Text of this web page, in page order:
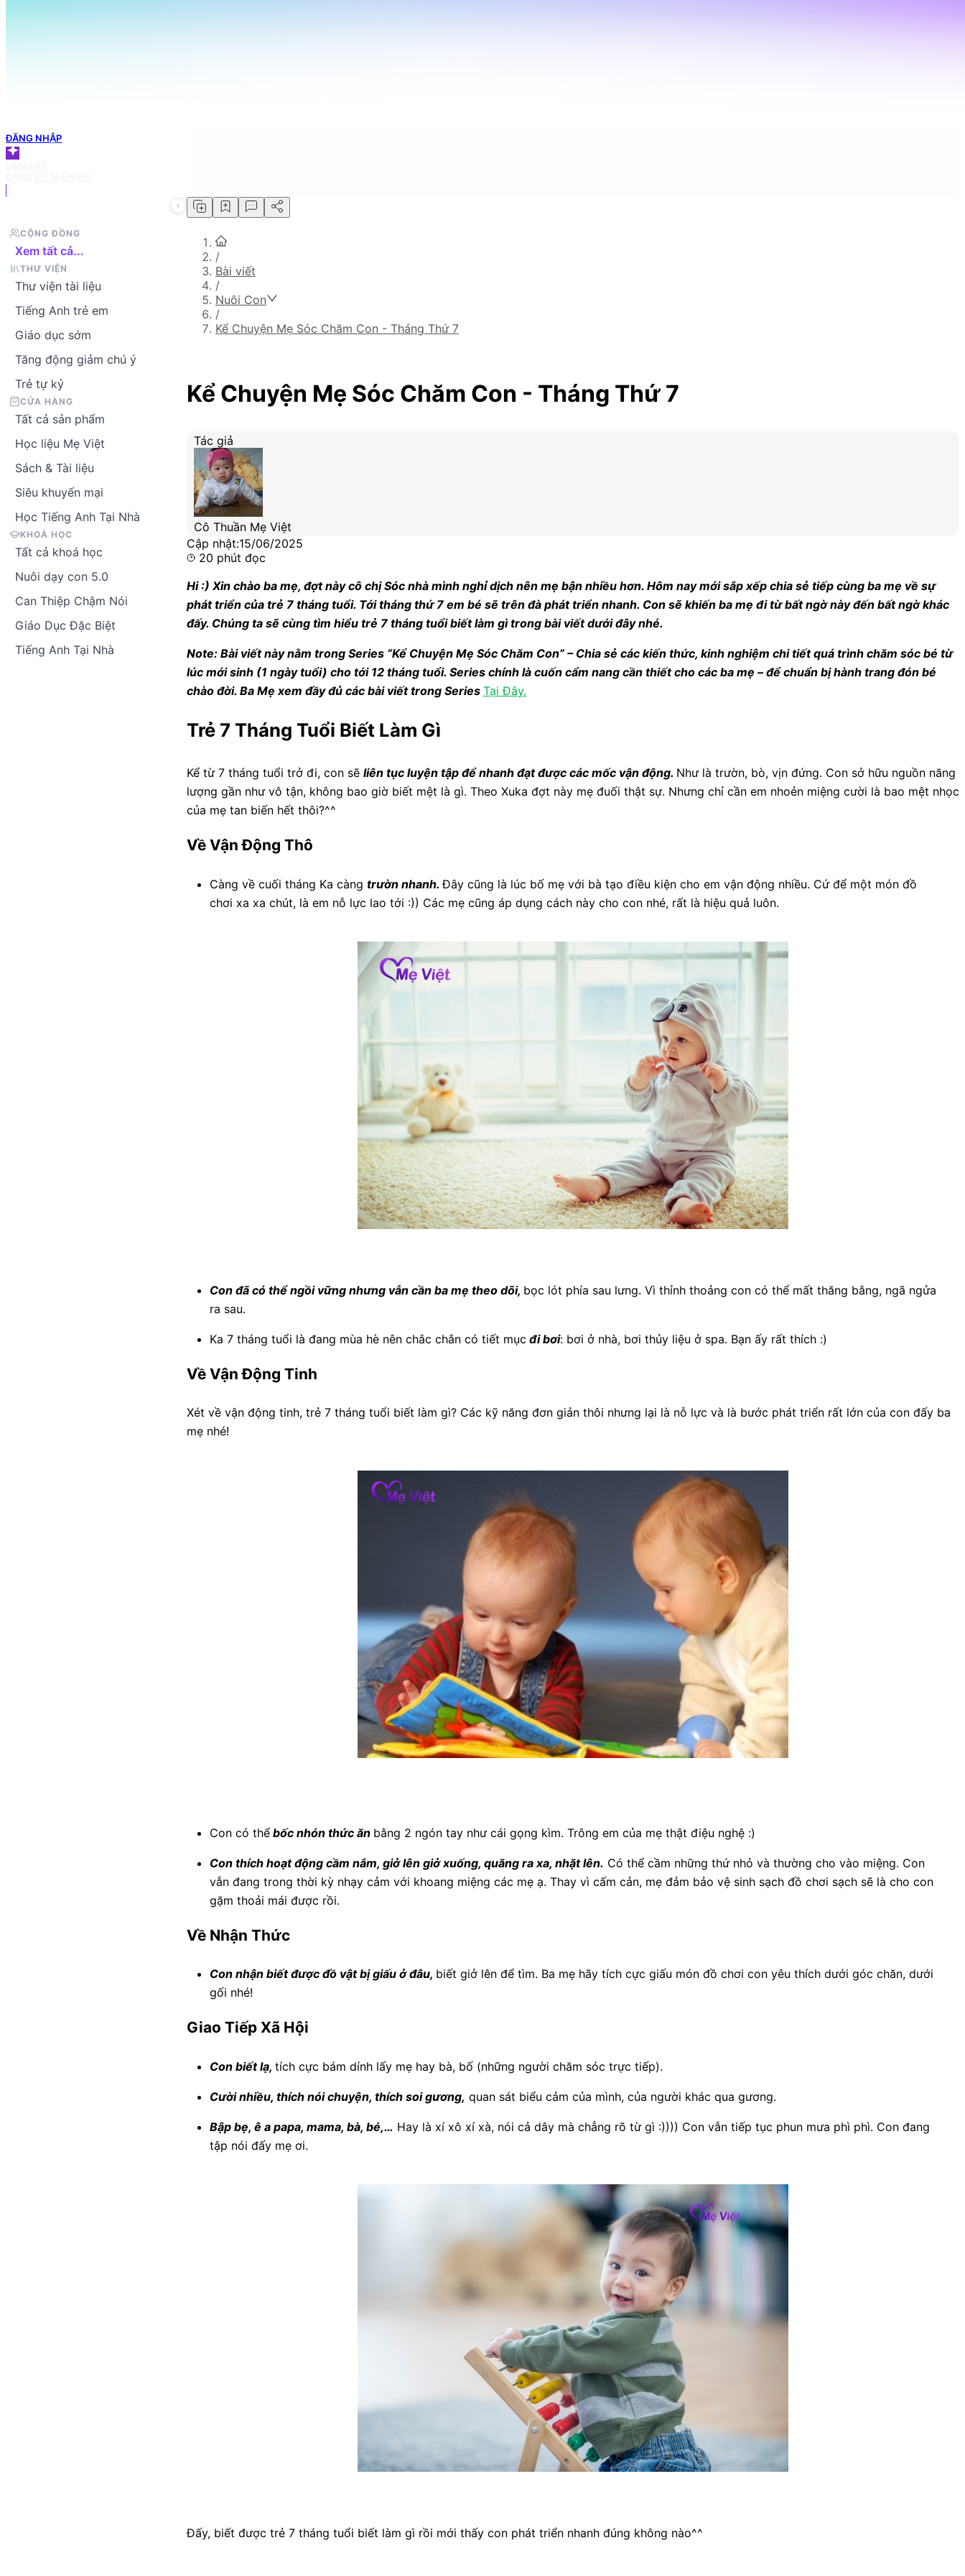
ĐĂNG NHẬP
CỘNG ĐỒNG
Xem tất cả...
THƯ VIỆN
Thư viện tài liệu
Tiếng Anh trẻ em
Giáo dục sớm
Tăng động giảm chú ý
Trẻ tự kỷ
CỬA HÀNG
Tất cả sản phẩm
Học liệu Mẹ Việt
Sách & Tài liệu
Siêu khuyến mại
Học Tiếng Anh Tại Nhà
KHOÁ HỌC
Tất cả khoá học
Nuôi dạy con 5.0
Can Thiệp Chậm Nói
Giáo Dục Đặc Biệt
Tiếng Anh Tại Nhà
/
Bài viết
/
Nuôi Con
/
Kể Chuyện Mẹ Sóc Chăm Con - Tháng Thứ 7
Kể Chuyện Mẹ Sóc Chăm Con - Tháng Thứ 7
Tác giả
Cô Thuần Mẹ Việt
Cập nhật:15/06/2025
20 phút đọc
Hi :) Xin chào ba mẹ, đợt này cô chị Sóc nhà mình nghỉ dịch nên mẹ bận nhiều hơn. Hôm nay mới sắp xếp chia sẻ tiếp cùng ba mẹ về sự
phát triển của trẻ 7 tháng tuổi. Tới tháng thứ 7 em bé sẽ trên đà phát triển nhanh. Con sẽ khiến ba mẹ đi từ bất ngờ này đến bất ngờ khác
đấy. Chúng ta sẽ cùng tìm hiểu trẻ 7 tháng tuổi biết làm gì trong bài viết dưới đây nhé.
Note: Bài viết này nằm trong Series “Kể Chuyện Mẹ Sóc Chăm Con” – Chia sẻ các kiến thức, kinh nghiệm chi tiết quá trình chăm sóc bé từ
lúc mới sinh (1 ngày tuổi) cho tới 12 tháng tuổi. Series chính là cuốn cẩm nang cần thiết cho các ba mẹ – để chuẩn bị hành trang đón bé
chào đời. Ba Mẹ xem đầy đủ các bài viết trong Series Tại Đây.
Trẻ 7 Tháng Tuổi Biết Làm Gì
Kể từ 7 tháng tuổi trở đi, con sẽ liên tục luyện tập để nhanh đạt được các mốc vận động. Như là trườn, bò, vịn đứng. Con sở hữu nguồn năng
lượng gần như vô tận, không bao giờ biết mệt là gì. Theo Xuka đợt này mẹ đuối thật sự. Nhưng chỉ cần em nhoẻn miệng cười là bao mệt nhọc
của mẹ tan biến hết thôi?^^
Về Vận Động Thô
Càng về cuối tháng Ka càng trườn nhanh.Đây cũng là lúc bố mẹ với bà tạo điều kiện cho em vận động nhiều. Cứ để một món đồ
chơi xa xa chút, là em nỗ lực lao tới :)) Các mẹ cũng áp dụng cách này cho con nhé, rất là hiệu quả luôn.
Con đã có thể ngồi vững nhưng vẫn cần ba mẹ theo dõi, bọc lót phía sau lưng. Vì thỉnh thoảng con có thể mất thăng bằng, ngã ngửa
ra sau.
Ka 7 tháng tuổi là đang mùa hè nên chắc chắn có tiết mục đi bơi: bơi ở nhà, bơi thủy liệu ở spa. Bạn ấy rất thích :)
Về Vận Động Tinh
Xét về vận động tinh, trẻ 7 tháng tuổi biết làm gì? Các kỹ năng đơn giản thôi nhưng lại là nỗ lực và là bước phát triển rất lớn của con đấy ba
mẹ nhé!
Con có thể bốc nhón thức ăn bằng 2 ngón tay như cái gọng kìm. Trông em của mẹ thật điệu nghệ :)
Con thích hoạt động cầm nắm, giở lên giở xuống, quăng ra xa, nhặt lên. Có thể cầm những thứ nhỏ và thường cho vào miệng. Con
vẫn đang trong thời kỳ nhạy cảm với khoang miệng các mẹ ạ. Thay vì cấm cản, mẹ đảm bảo vệ sinh sạch đồ chơi sạch sẽ là cho con
gặm thoải mái được rồi.
Về Nhận Thức
Con nhận biết được đồ vật bị giấu ở đâu, biết giở lên để tìm. Ba mẹ hãy tích cực giấu món đồ chơi con yêu thích dưới góc chăn, dưới
gối nhé!
Giao Tiếp Xã Hội
Con biết lạ, tích cực bám dính lấy mẹ hay bà, bố (những người chăm sóc trực tiếp).
Cười nhiều, thích nói chuyện, thích soi gương, quan sát biểu cảm của mình, của người khác qua gương.
Bập bẹ, ê a papa, mama, bà, bé,… Hay là xí xô xí xà, nói cả dây mà chẳng rõ từ gì :)))) Con vẫn tiếp tục phun mưa phì phì. Con đang
tập nói đấy mẹ ơi.
Đấy, biết được trẻ 7 tháng tuổi biết làm gì rồi mới thấy con phát triển nhanh đúng không nào^^